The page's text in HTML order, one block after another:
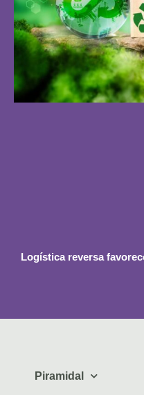
Logística reversa
Piramidal